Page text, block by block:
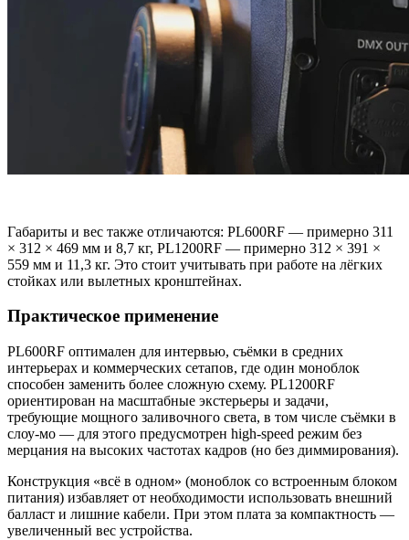
Габариты и вес также отличаются: PL600RF — примерно 311
× 312 × 469 мм и 8,7 кг, PL1200RF — примерно 312 × 391 ×
559 мм и 11,3 кг. Это стоит учитывать при работе на лёгких
стойках или вылетных кронштейнах.
Практическое применение
PL600RF оптимален для интервью, съёмки в средних
интерьерах и коммерческих сетапов, где один моноблок
способен заменить более сложную схему. PL1200RF
ориентирован на масштабные экстерьеры и задачи,
требующие мощного заливочного света, в том числе съёмки в
слоу‑мо — для этого предусмотрен high‑speed режим без
мерцания на высоких частотах кадров (но без диммирования).
Конструкция «всё в одном» (моноблок со встроенным блоком
питания) избавляет от необходимости использовать внешний
балласт и лишние кабели. При этом плата за компактность —
увеличенный вес устройства.